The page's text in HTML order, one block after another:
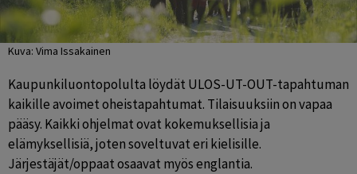
Kuva: Vima Issakainen
Kaupunkiluontopolulta löydät ULOS-UT-OUT-tapahtuman
kaikille avoimet oheistapahtumat. Tilaisuuksiin on vapaa
pääsy. Kaikki ohjelmat ovat kokemuksellisia ja
elämyksellisiä, joten soveltuvat eri kielisille.
Järjestäjät/oppaat osaavat myös englantia.